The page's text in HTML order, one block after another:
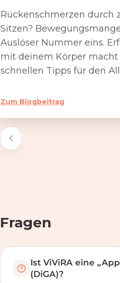
Rückenschmerzen durch
Sitzen?
Auslöser Nummer eins.
mit deinem Körper macht
schnellen Tipps für den
Zum Blogbeitrag
Fragen
Ist ViViRA eine
(DiGA)?